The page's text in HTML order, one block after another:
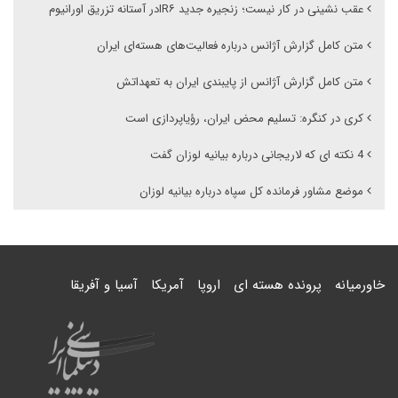
عقب نشینی در کار نیست؛ زنجیره جدید IR۶در آستانه تزریق اورانیوم
متن کامل گزارش آژانس درباره فعالیت‌های هسته‌ای ایران
متن کامل گزارش آژانس از پایبندی ایران به تعهداتش
کری در کنگره: تسلیم محض ایران، رؤیاپردازی است
4 نکته ای که لاریجانی درباره بیانیه لوزان گفت
موضع مشاور فرمانده کل سپاه درباره بیانیه لوزان
خاورمیانه پرونده هسته ای اروپا آمریکا آسیا و آفریقا